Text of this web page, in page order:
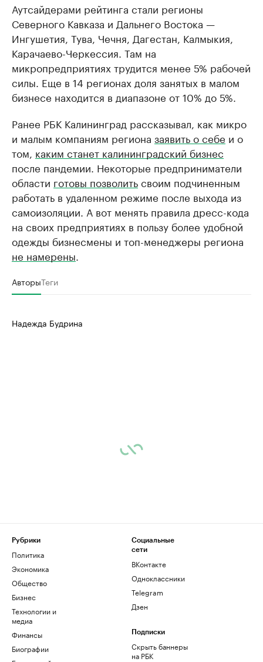
Аутсайдерами рейтинга стали регионы
Северного Кавказа и Дальнего Востока —
Ингушетия, Тува, Чечня, Дагестан, Калмыкия,
Карачаево-Черкессия. Там на
микропредприятиях трудится менее 5% рабочей
силы. Еще в 14 регионах доля занятых в малом
бизнесе находится в диапазоне от 10% до 5%.
Ранее РБК Калининград рассказывал, как микро
и малым компаниям региона заявить о себе и о
том, каким станет калининградский бизнес
после пандемии. Некоторые предприниматели
области готовы позволитьсвоим подчиненным
работать в удаленном режиме после выхода из
самоизоляции. А вот менять правила дресс-кода
на своих предприятиях в пользу более удобной
одежды бизнесмены и топ-менеджеры региона
не намерены
АвторыТеги
Надежда Будрина
Рубрики
Политика
Экономика
Общество
Бизнес
Технологии и
медиа
Финансы
Биографии
Социальные
сети
ВКонтакте
Одноклассники
Telegram
Дзен
Подписки
Скрыть баннеры
на РБК